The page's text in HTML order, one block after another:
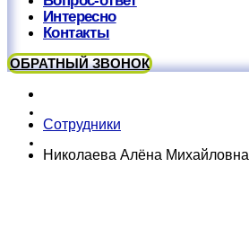
Интересно
Контакты
ОБРАТНЫЙ ЗВОНОК
Сотрудники
Николаева Алёна Михайловна